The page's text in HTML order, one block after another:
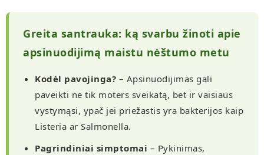
Greita santrauka: ką svarbu žinoti apie
apsinuodijimą maistu nėštumo metu
Kodėl pavojinga? – Apsinuodijimas gali
paveikti ne tik moters sveikatą, bet ir vaisiaus
vystymąsi, ypač jei priežastis yra bakterijos kaip
Listeria ar Salmonella.
Pagrindiniai simptomai – Pykinimas,